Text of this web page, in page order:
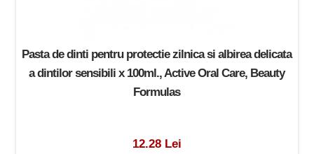
Pasta de dinti pentru protectie zilnica si albirea delicata
a dintilor sensibili x 100ml., Active Oral Care, Beauty
Formulas
12.28 Lei